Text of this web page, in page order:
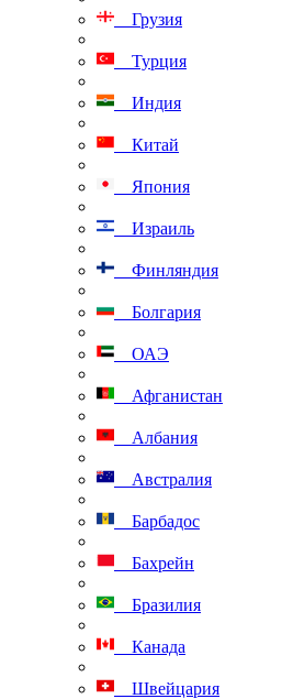
Грузия
Турция
Индия
Китай
Япония
Израиль
Финляндия
Болгария
ОАЭ
Афганистан
Албания
Австралия
Барбадос
Бахрейн
Бразилия
Канада
Швейцария